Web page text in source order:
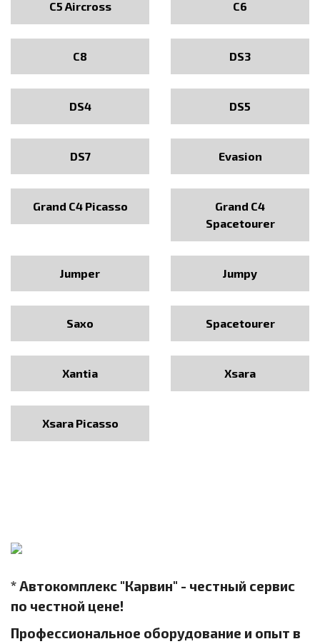
C5 Aircross C6
C8 DS3
DS4 DS5
DS7 Evasion
Grand C4 Picasso
Grand C4
Spacetourer
Jumper Jumpy
Saxo Spacetourer
Xantia Xsara
Xsara Picasso
* Автокомплекс "Карвин" - честный сервис
по честной цене!
Профессиональное оборудование и опыт в